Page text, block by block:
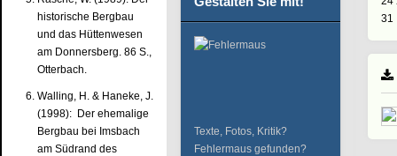
historische Bergbau
und das Hüttenwesen
am Donnersberg. 86 S.,
Otterbach.
Walling, H. & Haneke, J.
(1998): Der ehemalige
Bergbau bei Imsbach
am Südrand des
Texte, Fotos, Kritik?
Fehlermaus gefunden?
31